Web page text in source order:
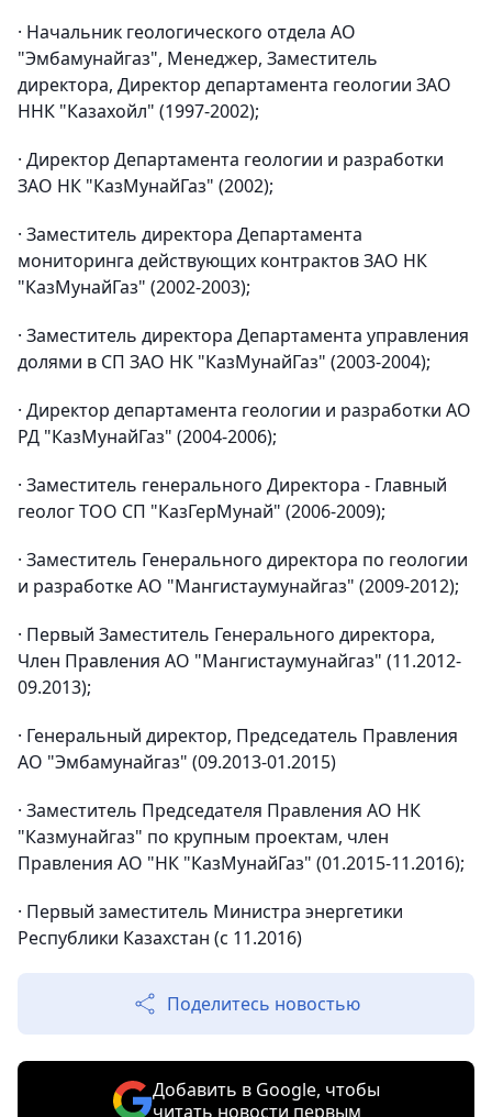
· Начальник геологического отдела АО
"Эмбамунайгаз", Менеджер, Заместитель
директора, Директор департамента геологии ЗАО
ННК "Казахойл" (1997-2002);
· Директор Департамента геологии и разработки
ЗАО НК "КазМунайГаз" (2002);
· Заместитель директора Департамента
мониторинга действующих контрактов ЗАО НК
"КазМунайГаз" (2002-2003);
· Заместитель директора Департамента управления
долями в СП ЗАО НК "КазМунайГаз" (2003-2004);
· Директор департамента геологии и разработки АО
РД "КазМунайГаз" (2004-2006);
· Заместитель генерального Директора - Главный
геолог ТОО СП "КазГерМунай" (2006-2009);
· Заместитель Генерального директора по геологии
и разработке АО "Мангистаумунайгаз" (2009-2012);
· Первый Заместитель Генерального директора,
Член Правления АО "Мангистаумунайгаз" (11.2012-
09.2013);
· Генеральный директор, Председатель Правления
АО "Эмбамунайгаз" (09.2013-01.2015)
· Заместитель Председателя Правления АО НК
"Казмунайгаз" по крупным проектам, член
Правления АО "НК "КазМунайГаз" (01.2015-11.2016);
· Первый заместитель Министра энергетики
Республики Казахстан (с 11.2016)
Поделитесь новостью
Добавить в Google, чтобы
читать новости первым